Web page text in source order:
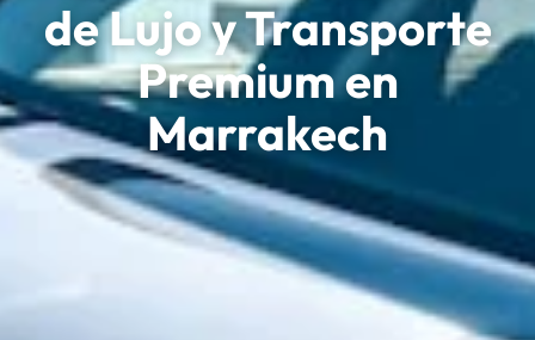
de Lujo y Transporte
Premium en
Marrakech